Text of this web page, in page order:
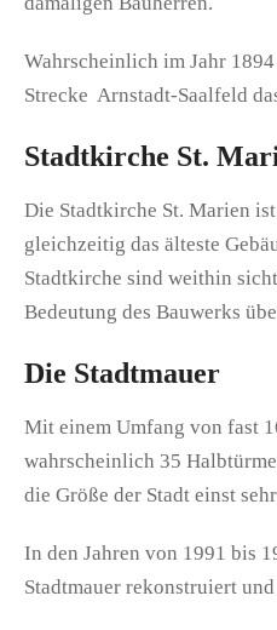
Wahrscheinlich im Jahr
Strecke Arnstadt-Saalfeld
Stadtkirche St.
Die Stadtkirche St. Marien
gleichzeitig das älteste
Stadtkirche sind weithin
Bedeutung des Bauwerks
Die Stadtmauer
Mit einem Umfang von fast
wahrscheinlich 35
die Größe der Stadt einst
In den Jahren von 1991 bis
Stadtmauer rekonstruiert